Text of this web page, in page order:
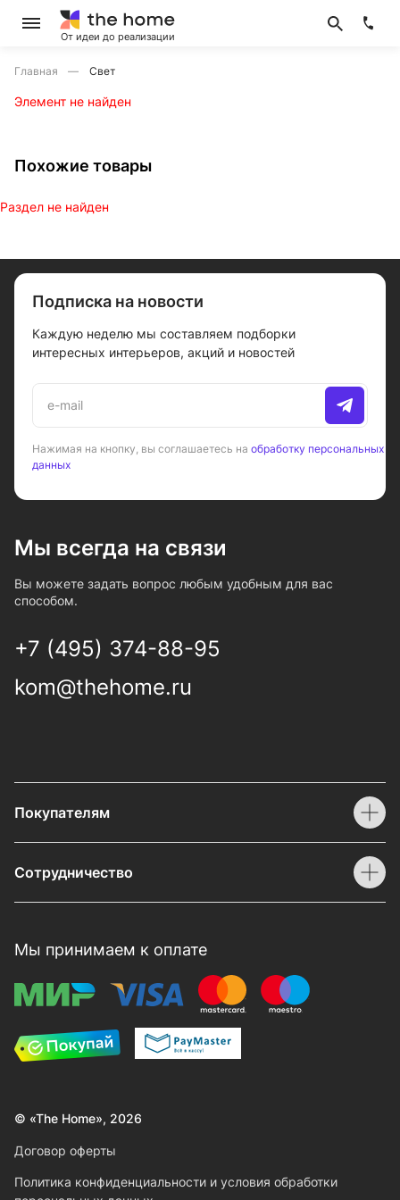
От идеи до реализации
Главная Свет
Элемент не найден
Похожие товары
Раздел не найден
Подписка на новости
Каждую неделю мы составляем подборки
интересных интерьеров, акций и новостей
Нажимая на кнопку, вы соглашаетесь на обработку персональных
данных
Мы всегда на связи
Вы можете задать вопрос любым удобным для вас
способом.
+7 (495) 374-88-95
kom@thehome.ru
Покупателям
Сотрудничество
Мы принимаем к оплате
© «The Home», 2026
Договор оферты
Политика конфиденциальности и условия обработки